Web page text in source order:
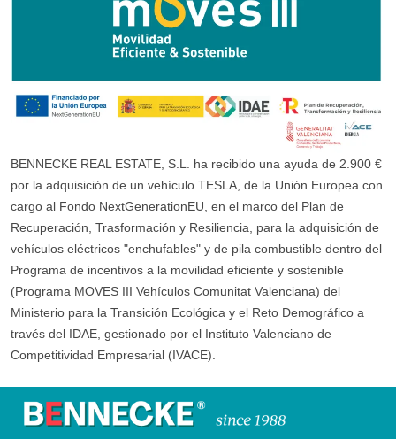
BENNECKE REAL ESTATE, S.L. ha recibido una ayuda de 2.900 €
por la adquisición de un vehículo TESLA, de la Unión Europea con
cargo al Fondo NextGenerationEU, en el marco del Plan de
Recuperación, Trasformación y Resiliencia, para la adquisición de
vehículos eléctricos "enchufables" y de pila combustible dentro del
Programa de incentivos a la movilidad eficiente y sostenible
(Programa MOVES III Vehículos Comunitat Valenciana) del
Ministerio para la Transición Ecológica y el Reto Demográfico a
través del IDAE, gestionado por el Instituto Valenciano de
Competitividad Empresarial (IVACE).